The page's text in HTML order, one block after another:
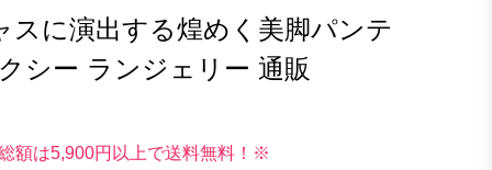
スに演出する煌めく美脚パンテ
シー ランジェリー 通販
額は5,900円以上で送料無料！※